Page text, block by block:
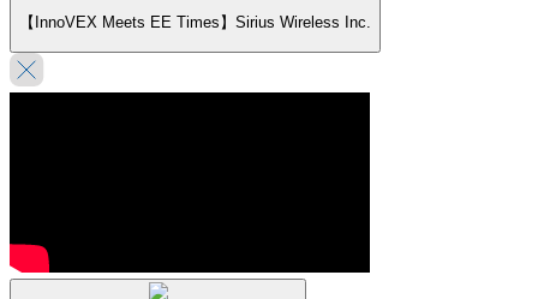
【InnoVEX Meets EE Times】Sirius Wireless Inc.